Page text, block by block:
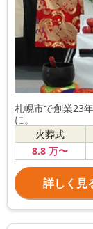
札幌市で創業23
に。
火葬式
8.8万〜
詳しく見